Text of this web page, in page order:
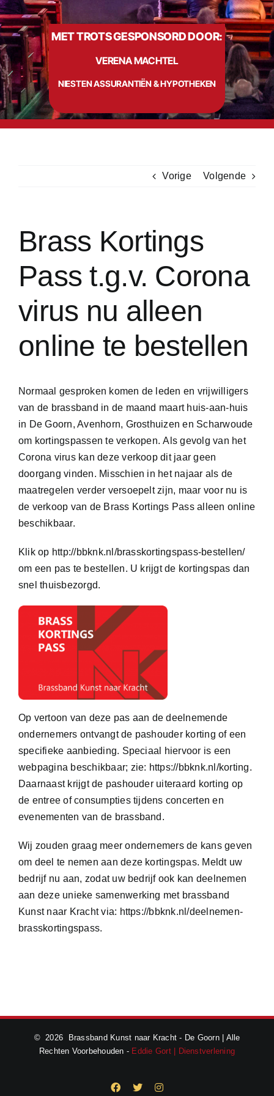
MET TROTS GESPONSORD DOOR:
VERENA MACHTEL
NIESTEN ASSURANTIËN & HYPOTHEKEN
Info
Contact
Vorige Volgende
Brass Kortings
Pass t.g.v. Corona
virus nu alleen
online te bestellen
Normaal gesproken komen de leden en vrijwilligers
van de brassband in de maand maart huis-aan-huis
in De Goorn, Avenhorn, Grosthuizen en Scharwoude
om kortingspassen te verkopen. Als gevolg van het
Corona virus kan deze verkoop dit jaar geen
doorgang vinden. Misschien in het najaar als de
maatregelen verder versoepelt zijn, maar voor nu is
de verkoop van de Brass Kortings Pass alleen online
beschikbaar.
Klik op http://bbknk.nl/brasskortingspass-bestellen/
om een pas te bestellen. U krijgt de kortingspas dan
snel thuisbezorgd.
Op vertoon van deze pas aan de deelnemende
ondernemers ontvangt de pashouder korting of een
specifieke aanbieding. Speciaal hiervoor is een
webpagina beschikbaar; zie: https://bbknk.nl/korting.
Daarnaast krijgt de pashouder uiteraard korting op
de entree of consumpties tijdens concerten en
evenementen van de brassband.
Wij zouden graag meer ondernemers de kans geven
om deel te nemen aan deze kortingspas. Meldt uw
bedrijf nu aan, zodat uw bedrijf ook kan deelnemen
aan deze unieke samenwerking met brassband
Kunst naar Kracht via: https://bbknk.nl/deelnemen-
brasskortingspass.
© 2026 Brassband Kunst naar Kracht - De Goorn | Alle
Rechten Voorbehouden - Eddie Gort | Dienstverlening
Facebook
X Instagram